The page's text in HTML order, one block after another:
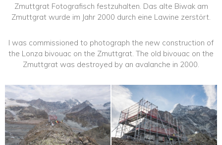
Zmuttgrat Fotografisch festzuhalten. Das alte Biwak am
Zmuttgrat wurde im Jahr 2000 durch eine Lawine zerstört.
I was commissioned to photograph the new construction of
the Lonza bivouac on the Zmuttgrat. The old bivouac on the
Zmuttgrat was destroyed by an avalanche in 2000.